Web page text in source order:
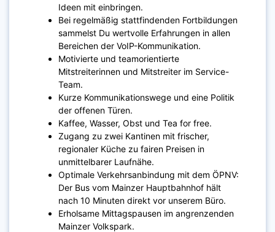
Ideen mit einbringen.
Bei regelmäßig stattfindenden Fortbildungen
sammelst Du wertvolle Erfahrungen in allen
Bereichen der VoIP-Kommunikation.
Motivierte und teamorientierte
Mitstreiterinnen und Mitstreiter im Service-
Team.
Kurze Kommunikationswege und eine Politik
der offenen Türen.
Kaffee, Wasser, Obst und Tea for free.
Zugang zu zwei Kantinen mit frischer,
regionaler Küche zu fairen Preisen in
unmittelbarer Laufnähe.
Optimale Verkehrsanbindung mit dem ÖPNV:
Der Bus vom Mainzer Hauptbahnhof hält
nach 10 Minuten direkt vor unserem Büro.
Erholsame Mittagspausen im angrenzenden
Mainzer Volkspark.